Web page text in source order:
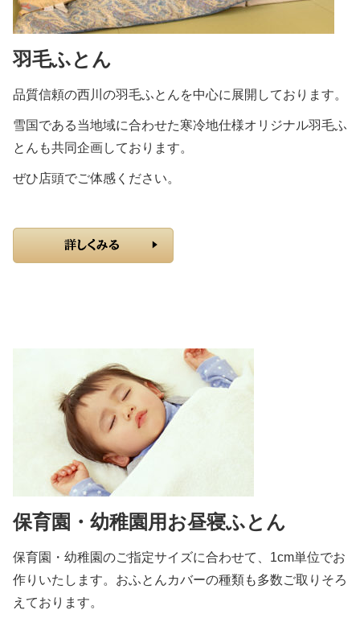
羽毛ふとん
品質信頼の西川の羽毛ふとんを中心に展開しております。
雪国である当地域に合わせた寒冷地仕様オリジナル羽毛ふ
とんも共同企画しております。
ぜひ店頭でご体感ください。
保育園・幼稚園用お昼寝ふとん
保育園・幼稚園のご指定サイズに合わせて、1cm単位でお
作りいたします。おふとんカバーの種類も多数ご取りそろ
えております。